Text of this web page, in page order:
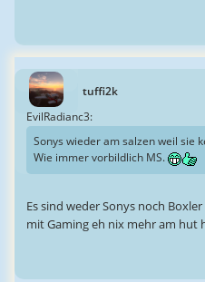
tuffi2k
EvilRadianc3:
Sonys wieder am salzen weil sie
Wie immer vorbildlich MS.
Es sind weder Sonys noch
mit Gaming eh nix mehr am hut